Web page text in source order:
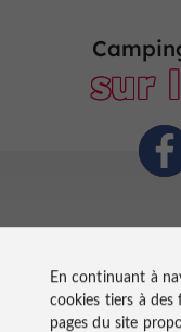
sur
En continuant à
cookies tiers à des
pages du site